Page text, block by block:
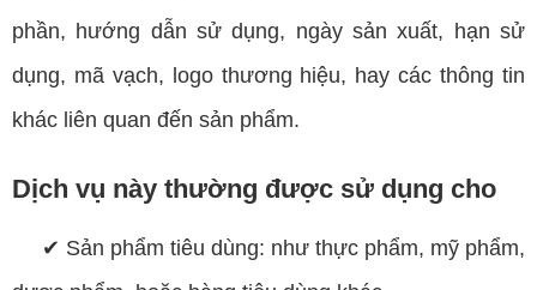
phần, hướng dẫn sử dụng, ngày sản xuất, hạn sử
dụng, mã vạch, logo thương hiệu, hay các thông tin
khác liên quan đến sản phẩm.
Dịch vụ này thường được sử dụng cho
✔ Sản phẩm tiêu dùng: như thực phẩm, mỹ phẩm,